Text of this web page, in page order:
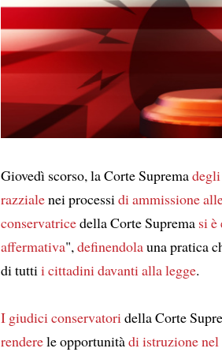
Giovedì scorso, la Corte Suprema
razzialenei processi di ammissione
conservatricedella Corte Suprema si è
affermativa", definendolauna pratica
di tutti i cittadini davanti alla legge.
I giudici conservatori della Corte
renderele opportunitàdi istruzionenel